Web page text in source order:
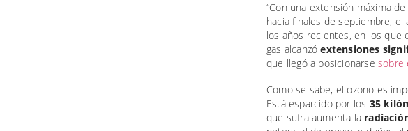
“Con una extensión máxima
hacia finales de septiembre,
los años recientes, en los que
gas alcanzóextensiones
que llegó a posicionarse sobre
Como se sabe, el ozono es
Está esparcido por los 35
que sufra aumenta la